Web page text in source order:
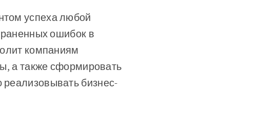
успеха любой
ошибок в
компаниям
а также сформировать
бизнес-